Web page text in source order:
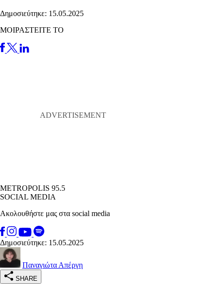
Δημοσιεύτηκε: 15.05.2025
ΜΟΙΡΑΣΤΕΙΤΕ ΤΟ
METROPOLIS 95.5
SOCIAL MEDIA
Ακολουθήστε μας στα social media
Δημοσιεύτηκε: 15.05.2025
Παναγιώτα Απέργη
SHARE